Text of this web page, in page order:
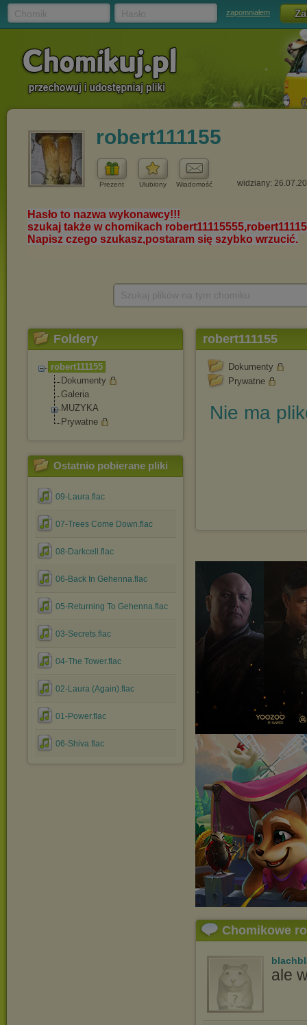
zapomniałem
robert111155
Prezent Ulubiony Wiadomość widziany:
Foldery
robert111155
Dokumenty
Galeria
MUZYKA
Prywatne
Ostatnio pobierane pliki
09-Laura.flac
07-Trees Come Down.flac
08-Darkcell.flac
06-Back In Gehenna.flac
05-Returning To Gehenna.flac
03-Secrets.flac
04-The Tower.flac
02-Laura (Again).flac
01-Power.flac
06-Shiva.flac
robert111155
Dokumenty
Prywatne
Nie ma
Chomikowe
ale